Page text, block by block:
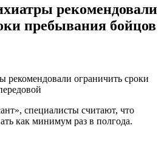
рекомендовали
пребывания бойцов
специалисты считают, что
как минимум раз в полгода.